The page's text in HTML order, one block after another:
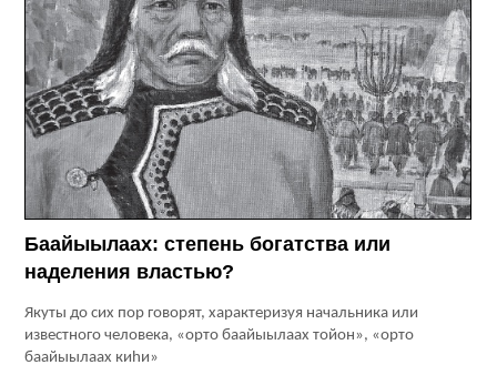
Баайыылаах: степень богатства или
наделения властью?
Якуты до сих пор говорят, характеризуя начальника или
известного человека, «орто баайыылаах тойон», «орто
баайыылаах киhи»